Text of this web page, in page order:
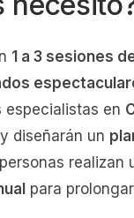
1 a 3 sesiones
especialistas en
diseñarán un
realizan
para